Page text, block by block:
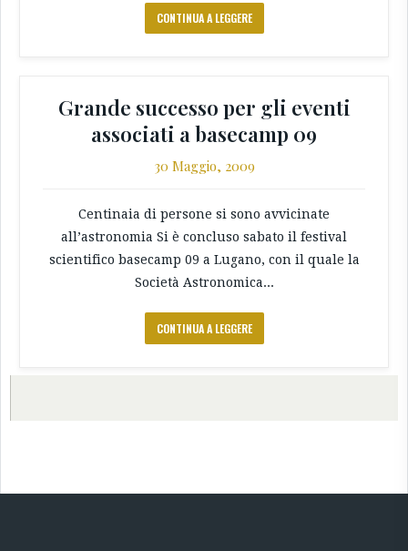
CONTINUA A LEGGERE
Grande successo per gli eventi
associati a basecamp 09
30 Maggio, 2009
Centinaia di persone si sono avvicinate
all’astronomia Si è concluso sabato il festival
scientifico basecamp 09 a Lugano, con il quale la
Società Astronomica...
CONTINUA A LEGGERE